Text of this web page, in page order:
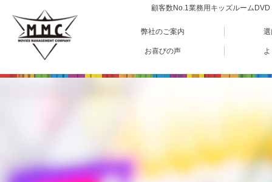
顧客数No.1業務用キッズルーム
弊社のご案内
お喜びの声